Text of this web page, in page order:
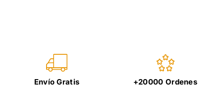
Envío Gratis +20000 Ordenes